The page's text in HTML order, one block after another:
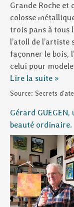
Grande Roche et
colosse
trois pans à tous
l’atoll de l’artiste
façonner le bois,
celui pour
Lire la suite »
Source: Secrets
Gérard
beauté ordinaire.